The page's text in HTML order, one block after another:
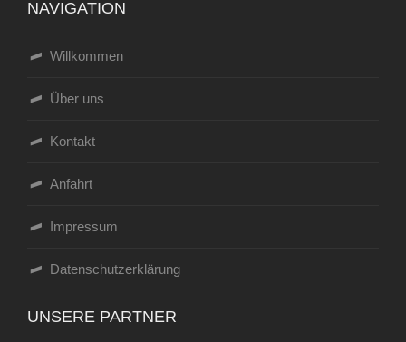
NAVIGATION
Willkommen
Über uns
Kontakt
Anfahrt
Impressum
Datenschutzerklärung
UNSERE PARTNER